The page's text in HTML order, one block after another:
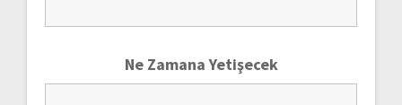
Ne Zamana Yetişecek